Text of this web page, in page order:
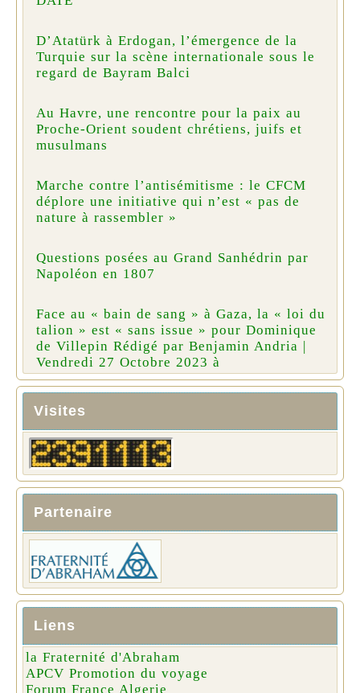
D’Atatürk à Erdogan, l’émergence de la
Turquie sur la scène internationale sous le
regard de Bayram Balci
Au Havre, une rencontre pour la paix au
Proche-Orient soudent chrétiens, juifs et
musulmans
Marche contre l’antisémitisme : le CFCM
déplore une initiative qui n’est « pas de
nature à rassembler »
Questions posées au Grand Sanhédrin par
Napoléon en 1807
Face au « bain de sang » à Gaza, la « loi du
talion » est « sans issue » pour Dominique
de Villepin Rédigé par Benjamin Andria |
Vendredi 27 Octobre 2023 à
Visites
Partenaire
Liens
la Fraternité d'Abraham
APCV Promotion du voyage
Forum France Algerie